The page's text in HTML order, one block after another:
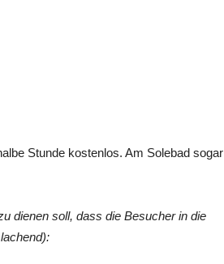
Stunde kostenlos. Am Solebad sogar
dienen soll, dass die Besucher in die